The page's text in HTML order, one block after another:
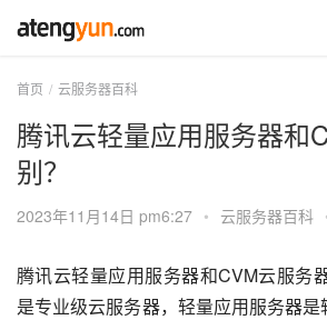
首页 云服务器百科
腾讯云轻量应用服务器和
别？
2023年11月14日 pm6:27 • 云服务器百科
腾讯云轻量应用服务器和CVM云服务
是专业级云服务器，轻量应用服务器